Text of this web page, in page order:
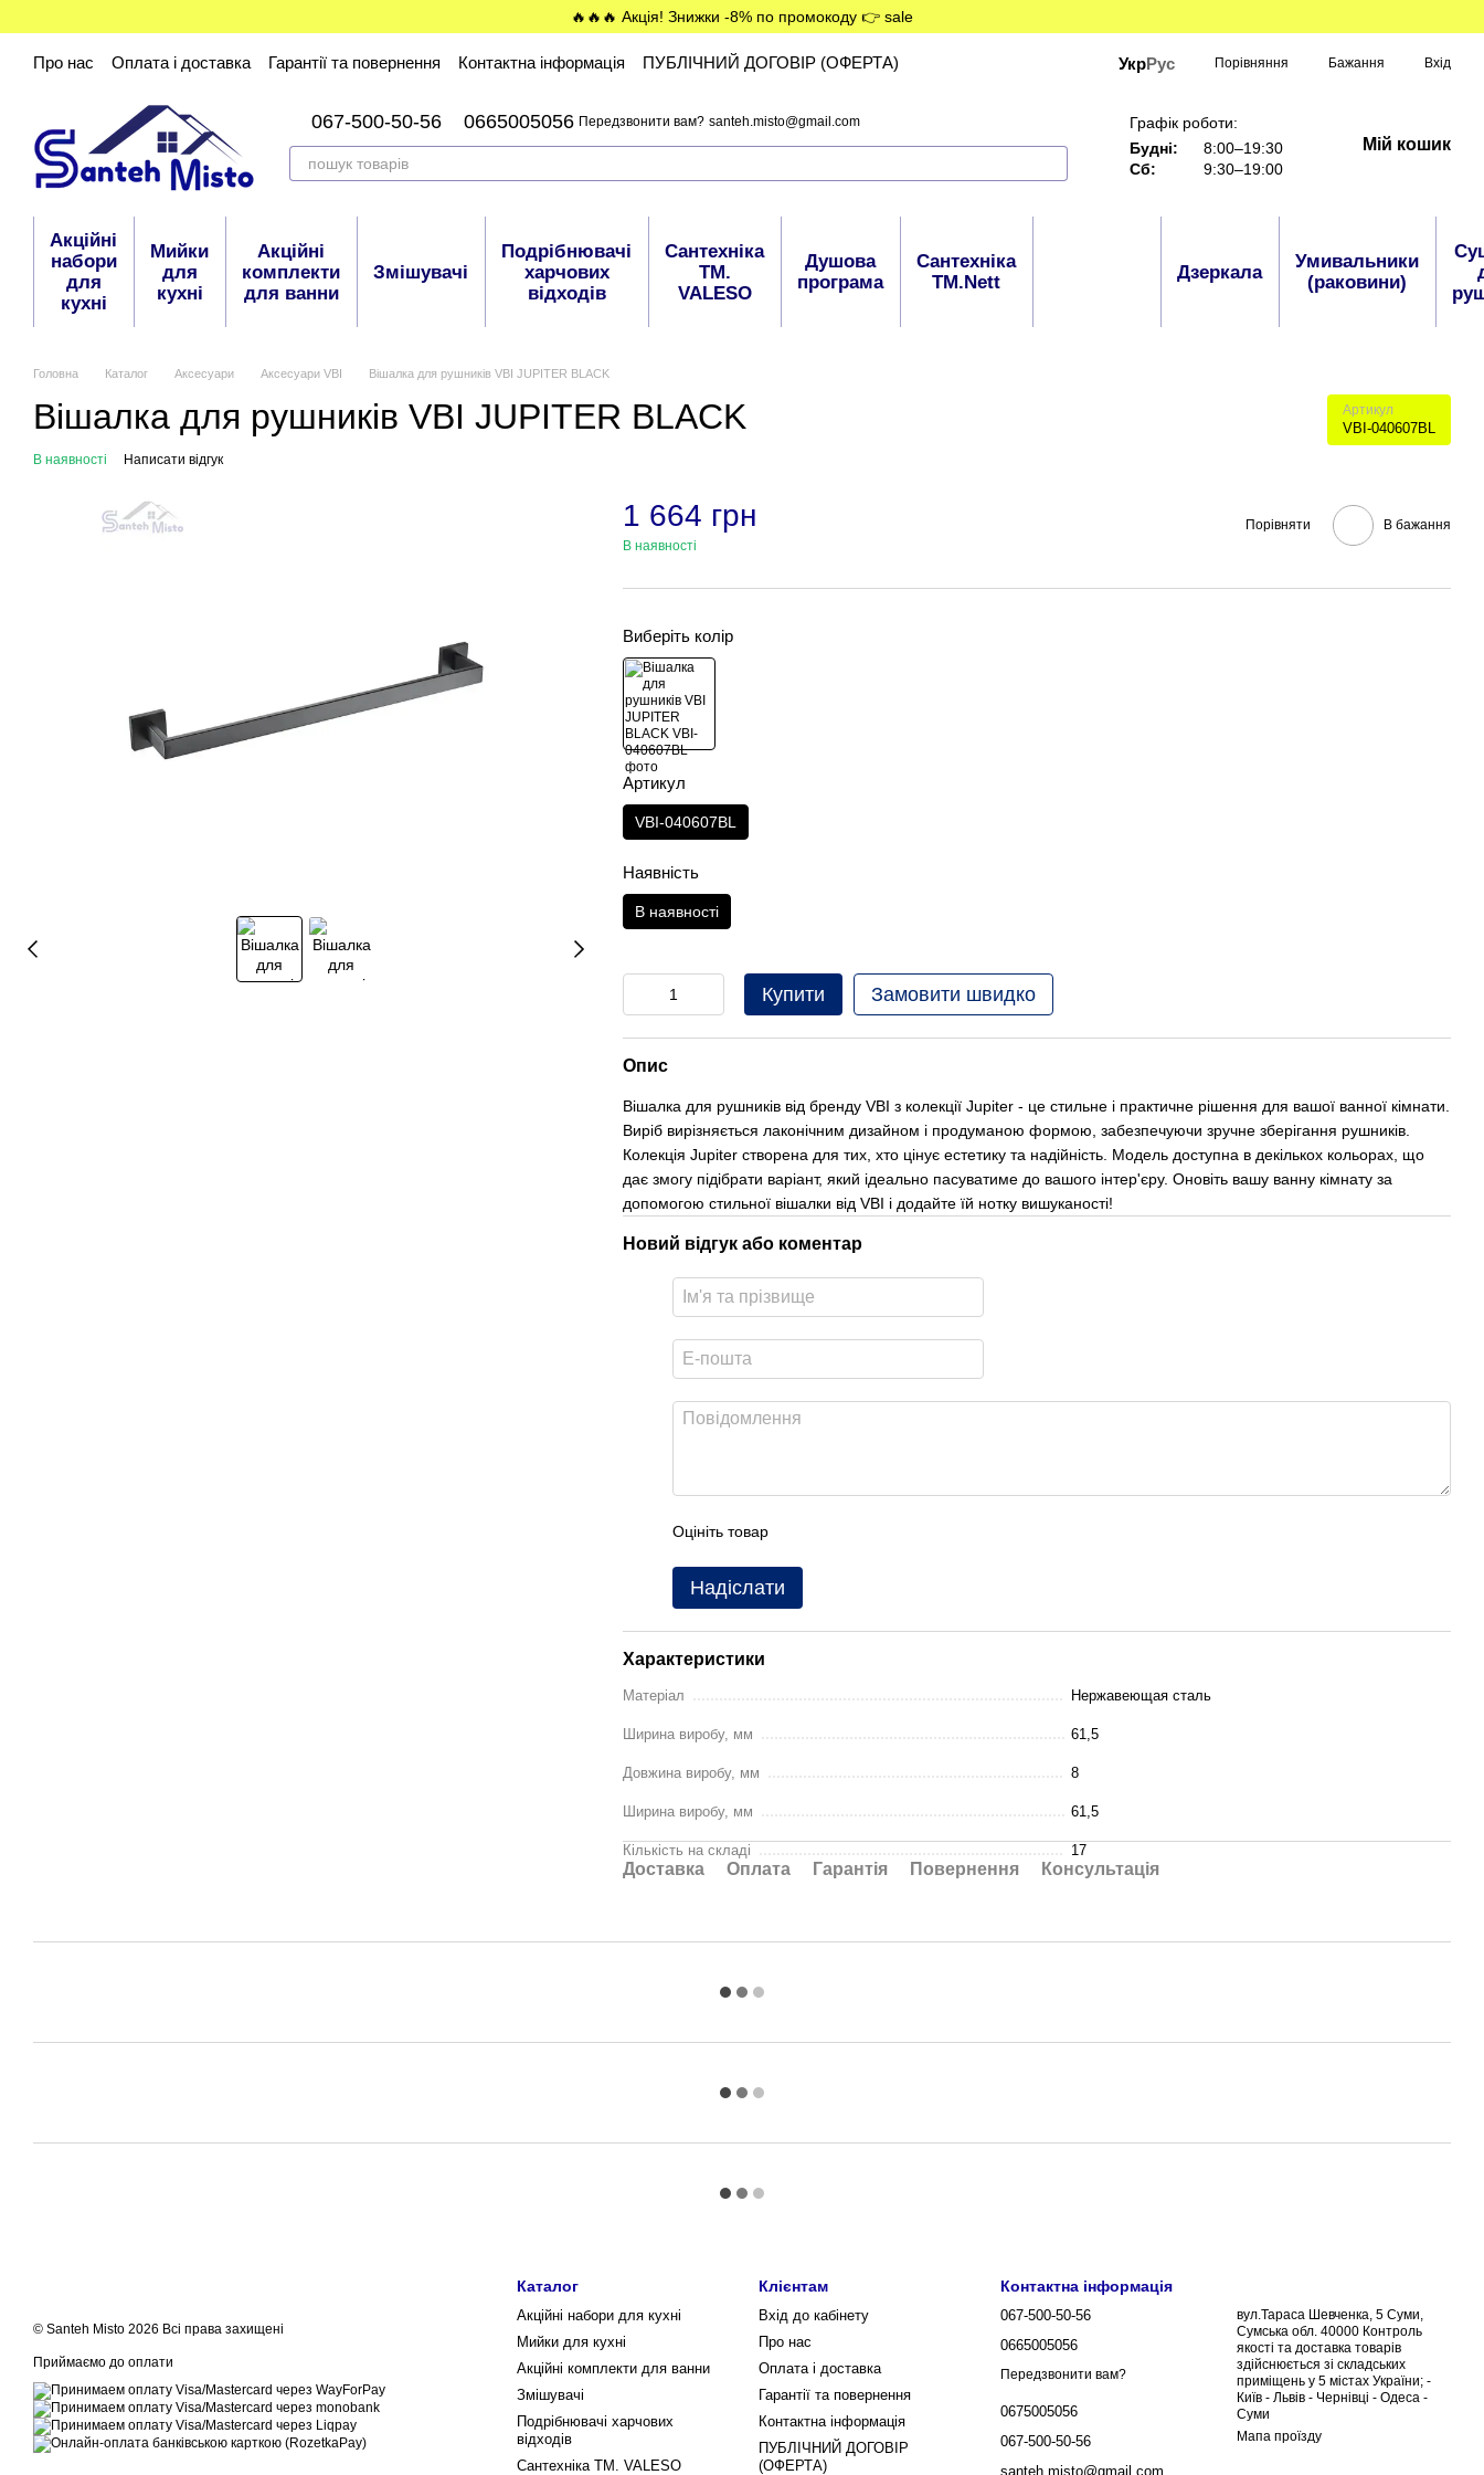
🔥🔥🔥 Акція! Знижки -8% по промокоду 👉 sale
Про нас Оплата і доставка Гарантії та повернення Контактна інформація ПУБЛІЧНИЙ ДОГОВІР (ОФЕРТА) УкрРус Порівняння Бажання Вхід
067-500-50-56 0665005056 Передзвонити вам? santeh.misto@gmail.com
Графік роботи:
Будні:
8:00–19:30
Сб:
9:30–19:00
Мій кошик
Акційні
набори
для
кухні
Мийки
для
кухні
Акційні
комплекти
для ванни
Змішувачі
Подрібнювачі
харчових
відходів
Сантехніка
ТМ.
VALESO
Душова
програма
Сантехніка
ТМ.Nett
Дзеркала
Умивальники
(раковини)
Головна Каталог Аксесуари Аксесуари VBI Вішалка для рушників VBI JUPITER BLACK
Вішалка для рушників VBI JUPITER BLACK Артикул
VBI-040607BL
В наявності Написати відгук
1 664 грн
В наявності
Порівняти В бажання
Виберіть колір
Артикул
VBI-040607BL
Наявність
В наявності
Купити Замовити швидко
Опис
Вішалка для рушників від бренду VBI з колекції Jupiter - це стильне і практичне рішення для вашої ванної кімнати.
Виріб вирізняється лаконічним дизайном і продуманою формою, забезпечуючи зручне зберігання рушників.
Колекція Jupiter створена для тих, хто цінує естетику та надійність. Модель доступна в декількох кольорах, що
дає змогу підібрати варіант, який ідеально пасуватиме до вашого інтер'єру. Оновіть вашу ванну кімнату за
допомогою стильної вішалки від VBI і додайте їй нотку вишуканості!
Новий відгук або коментар
Оцініть товар
Надіслати
Характеристики
Матеріал Нержавеющая сталь
Ширина виробу, мм 61,5
Довжина виробу, мм 8
Ширина виробу, мм 61,5
Кількість на складі 17
Доставка Оплата Гарантія Повернення Консультація
© Santeh Misto 2026 Всі права захищені
Приймаємо до оплати
Каталог
Акційні набори для кухні
Мийки для кухні
Акційні комплекти для ванни
Змішувачі
Подрібнювачі харчових
відходів
Сантехніка ТМ. VALESO
Клієнтам
Вхід до кабінету
Про нас
Оплата і доставка
Гарантії та повернення
Контактна інформація
ПУБЛІЧНИЙ ДОГОВІР
(ОФЕРТА)
Контактна інформація
067-500-50-56
0665005056
Передзвонити вам?
0675005056
067-500-50-56
santeh.misto@gmail.com
вул.Тараса Шевченка, 5 Суми,
Сумська обл. 40000 Контроль
якості та доставка товарів
здійснюється зі складських
приміщень у 5 містах України; -
Київ - Львів - Чернівці - Одеса -
Суми
Мапа проїзду